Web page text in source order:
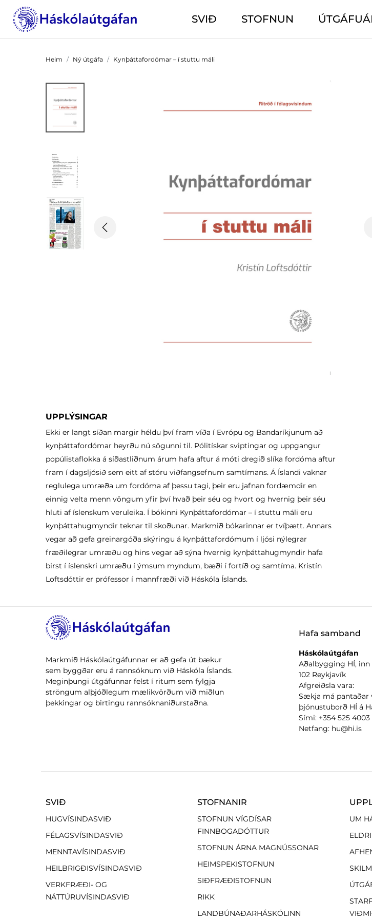
SVIÐ STOFNUN
Heim Ný útgáfa Kynþáttafordómar – í stuttu máli
Previous
UPPLÝSINGAR
Ekki er langt síðan margir héldu því fram víða í Evrópu og Bandaríkjunum að
kynþáttafordómar heyrðu nú sögunni til. Pólitískar sviptingar og uppgangur
popúlistaflokka á síðastliðnum árum hafa aftur á móti dregið slíka fordóma aftur
fram í dagsljósið sem eitt af stóru viðfangsefnum samtímans. Á Íslandi vaknar
reglulega umræða um fordóma af þessu tagi, þeir eru jafnan fordæmdir en
einnig velta menn vöngum yfir því hvað þeir séu og hvort og hvernig þeir séu
hluti af íslenskum veruleika. Í bókinni Kynþáttafordómar – í stuttu máli eru
kynþáttahugmyndir teknar til skoðunar. Markmið bókarinnar er tvíþætt. Annars
vegar að gefa greinargóða skýringu á kynþáttafordómum í ljósi nýlegrar
fræðilegrar umræðu og hins vegar að sýna hvernig kynþáttahugmyndir hafa
birst í íslenskri umræðu í ýmsum myndum, bæði í fortíð og samtíma. Kristín
Loftsdóttir er prófessor í mannfræði við Háskóla Íslands.
Markmið Háskólaútgáfunnar er að gefa út bækur
sem byggðar eru á rannsóknum við Háskóla Íslands.
Meginþungi útgáfunnar felst í ritum sem fylgja
ströngum alþjóðlegum mælikvörðum við miðlun
þekkingar og birtingu rannsóknaniðurstaðna.
Hafa samband
Háskólaútgáfan
Aðalbygging HÍ, inn
102 Reykjavík
Afgreiðsla vara:
Sækja má pantaðar
þjónustuborð HÍ á
Sími: +354 525 4003
Netfang: hu@hi.is
SVIÐ
HUGVÍSINDASVIÐ
FÉLAGSVÍSINDASVIÐ
MENNTAVÍSINDASVIÐ
HEILBRIGÐISVÍSINDASVIÐ
VERKFRÆÐI- OG
NÁTTÚRUVÍSINDASVIÐ
STOFNANIR
STOFNUN VÍGDÍSAR
FINNBOGADÓTTUR
STOFNUN ÁRNA MAGNÚSSONAR
HEIMSPEKISTOFNUN
SIÐFRÆÐISTOFNUN
RIKK
LANDBÚNAÐARHÁSKÓLINN
UM